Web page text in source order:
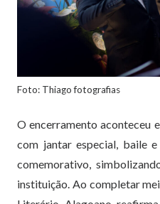
Foto: Thiago fotografias
O encerramento aconteceu
com jantar especial, baile
comemorativo,
instituição. Ao completar